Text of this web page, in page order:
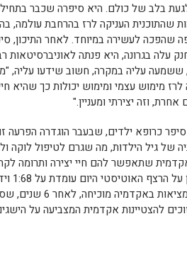
בלב של כולם. היא סיפרה שכבר
שהתוכנית העניקה לרז בהרחבת עולמה,
שהפכה לעשירה במיוחד. לאחר התיכון,
עלה בגרונה, היא פנתה לאוניברסיטאות
ששמעה עליה במקרה, חשוב שידעו עליה,
מימוש עצמי ומימוש יכולות כך שהיא
וזה יצירתי ומעניין."
של גיל הילדות, מה שגרם לטיפול לוקה
שתאפשר להם חיי יצירה ותרומה
לימודים בממוצע ואף
להצטיינות אקדמית המצביעה על